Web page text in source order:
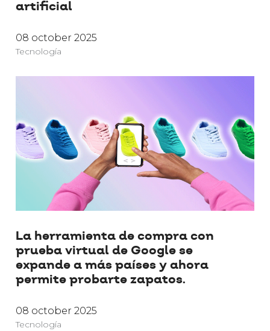
artificial
08 october 2025
Tecnología
La herramienta de compra con
prueba virtual de Google se
expande a más países y ahora
permite probarte zapatos.
08 october 2025
Tecnología